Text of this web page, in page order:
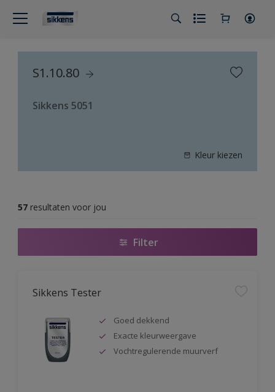
S1.10.80
Sikkens 5051
Kleur kiezen
57 resultaten voor jou
Filter
Sikkens Tester
Goed dekkend
Exacte kleurweergave
Vochtregulerende muurverf